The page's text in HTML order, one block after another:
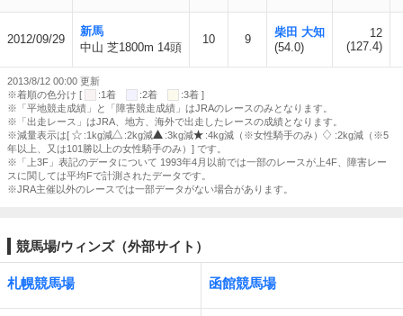
2012/09/29
新馬
中山 芝1800m 14頭
10 9
柴田 大知
(54.0)
12
(127.4)
2013/8/12 00:00 更新
※着順の色分け [
:1着 :2着
:3着 ]
※「平地競走成績」と「障害競走成績」はJRAのレースのみとなります。
※「出走レース」はJRA、地方、海外で出走したレースの成績となります。
※減量表示は[
:1kg減 :2kg減 :3kg減 :4kg減（※女性騎手のみ）
:2kg減（※5
年以上、又は101勝以上の女性騎手のみ）] です。
※「上3F」表記のデータについて 1993年4月以前では一部のレースが上4F、障害レー
スに関しては平均Fで計測されたデータです。
※JRA主催以外のレースでは一部データがない場合があります。
競馬場/ウィンズ（外部サイト）
札幌競馬場 函館競馬場